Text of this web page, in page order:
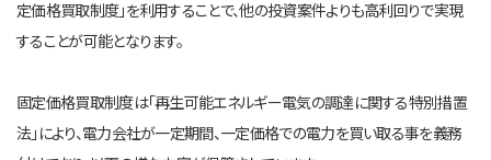
定価格買取制度」を利用することで、他の投資案件よりも高利回りで実現
することが可能となります。
固定価格買取制度は「再生可能エネルギー電気の調達に関する特別措置
法」により、電力会社が一定期間、一定価格での電力を買い取る事を義務